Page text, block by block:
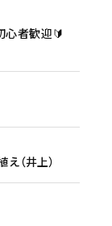
心者歓迎🔰
（井上）